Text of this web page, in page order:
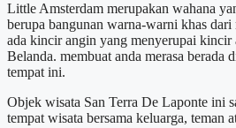
Little Amsterdam merupakan wahana
berupa bangunan warna-warni khas dari
ada kincir angin yang menyerupai kincir
Belanda. membuat anda merasa berada
tempat ini.
Objek wisata San Terra De Laponte ini
tempat wisata bersama keluarga, teman